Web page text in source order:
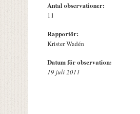
Antal observationer:
11
Rapportör:
Krister Wadén
Datum för observation:
19 juli 2011